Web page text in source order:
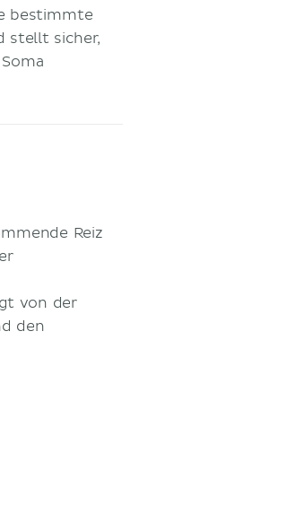
bestimmte
stellt sicher,
Reiz
von der
den